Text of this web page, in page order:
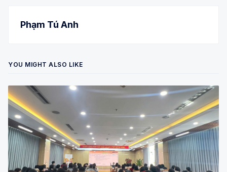
Phạm Tú Anh
YOU MIGHT ALSO LIKE